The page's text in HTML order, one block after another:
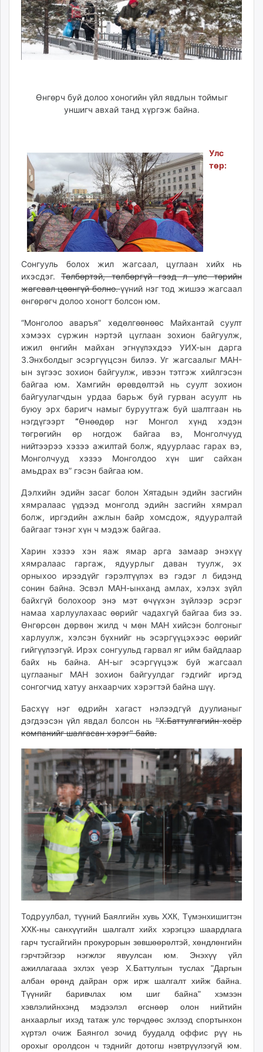
ikon.mn
mnb.mn
Livetv.mn
Eguur.mn
eagle.mn
zuv.mn
mminfo.mn
ugluu.mn
urlag.mn
unen.mn
asu.mn
shudarga.mn
shuurhai.mn
unuudur.mn
isee.mn
mglradio.com
fact.mn
itoim.mn
tumen.mn
shuum.mn
times.mn
tvmongolia.mn
mass.mn
unegui.mn
assa.mn
toim.mn
tac.mn
paparazzi.mn
unread.today
Өнгөрч буй долоо хоногийн үйл явдлын тоймыг
уншигч авхай танд хүргэж байна.
Улс
төр:
Сонгууль болох жил жагсаал, цуглаан хийх нь
ихэсдэг. Төлбөртэй, төлбөргүй гээд л улс төрийн
жагсаал цөөнгүй болно.үүний нэг тод жишээ жагсаал
өнгөрөгч долоо хоногт болсон юм.
“Монголоо аваръя” хөдөлгөөнөөс Майхантай суулт
хэмээх сүржин нэртэй цуглаан зохион байгуулж,
ижил өнгийн майхан эгнүүлэхдээ УИХ-ын дарга
З.Энхболдыг эсэргүүцсэн билээ. Уг жагсаалыг МАН-
ын зүгээс зохион байгуулж, ивээн тэтгэж хийлгэсэн
байгаа юм. Хамгийн өрөвдөлтэй нь суулт зохион
байгуулагчдын урдаа барьж буй гурван асуулт нь
буюу эрх баригч намыг буруутгаж буй шалтгаан нь
нэгдүгээрт “Өнөөдөр нэг Монгол хүнд хэдэн
төгрөгийн өр ногдож байгаа вэ, Монголчууд
нийтээрээ хэзээ ажилтай болж, ядуурлаас гарах вэ,
Монголчууд хэзээ Монголдоо хүн шиг сайхан
амьдрах вэ” гэсэн байгаа юм.
Дэлхийн эдийн засаг болон Хятадын эдийн засгийн
хямралаас үүдээд монголд эдийн засгийн хямрал
болж, иргэдийн ажлын байр хомсдож, ядууралтай
байгааг тэнэг хүн ч мэдэж байгаа.
Харин хэзээ хэн яаж ямар арга замаар энэхүү
хямралаас гаргаж, ядуурлыг даван туулж, эх
орныхоо ирээдүйг гэрэлтүүлэх вэ гэдэг л бидэнд
сонин байна. Эсвэл МАН-ынханд амлах, хэлэх зүйл
байхгүй болохоор энэ мэт өчүүхэн зүйлээр эсрэг
намаа харлуулахаас өөрийг чадахгүй байгаа биз ээ.
Өнгөрсөн дөрвөн жилд ч мөн МАН хийсэн болгоныг
харлуулж, хэлсэн бүхнийг нь эсэргүүцэхээс өөрийг
гийгүүлээгүй. Ирэх сонгуульд гарвал яг ийм байдлаар
байх нь байна. АН-ыг эсэргүүцэж буй жагсаал
цуглааныг МАН зохион байгуулдаг гэдгийг иргэд
сонгогчид хатуу анхаарчих хэрэгтэй байна шүү.
Басхүү нэг өдрийн хагаст нэлээдгүй дуулианыг
дэгдээсэн үйл явдал болсон нь "Х.Баттулгагийн хоёр
компанийг шалгасан хэрэг" байв.
Тодруулбал, түүний Баялгийн хувь ХХК, Түмэнхишигтэн
ХХК-ны санхүүгийн шалгалт хийх хэрэгцээ шаардлага
гарч тусгайгийн прокурорын зөвшөөрөлтэй, хөндлөнгийн
гэрчтэйгээр нэгжлэг явуулсан юм. Энэхүү үйл
ажиллагааа эхлэх үеэр Х.Баттулгын туслах "Даргын
албан өрөнд дайран орж ирж шалгалт хийж байна.
Түүнийг баривчлах юм шиг байна" хэмээн
хэвлэлийнхэнд мэдээлэл өгснөөр олон нийтийн
анхаарлыг ихэд татаж улс төрчдөөс эхлээд спортынхон
хүртэл очиж Баянгол зочид буудалд оффис рүү нь
орохыг оролдсон ч тэднийг дотогш нэвтрүүлээгүй юм.